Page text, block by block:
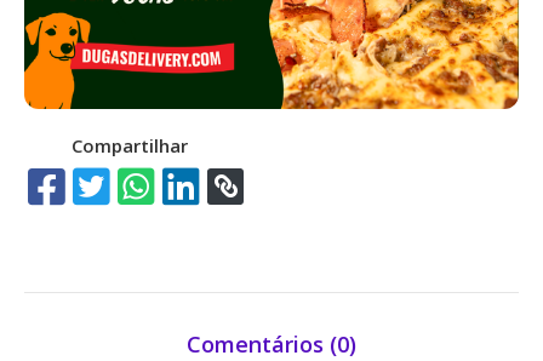
Compartilhar
Comentários (0)